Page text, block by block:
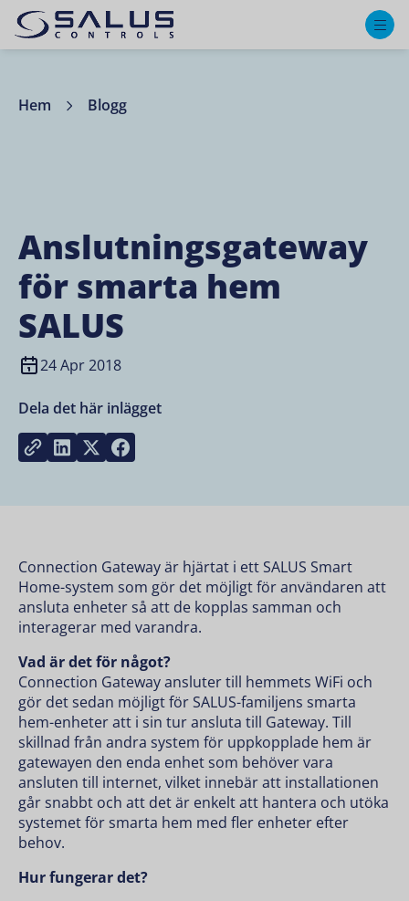
Hem Blogg
Anslutningsgateway
för smarta hem
SALUS
24 Apr 2018
Dela det här inlägget
Copy linkShare on LinkedIn
Share on Twitter
Connection Gateway är hjärtat i ett SALUS Smart
Home-system som gör det möjligt för användaren att
ansluta enheter så att de kopplas samman och
interagerar med varandra.
Vad är det för något?
Connection Gateway ansluter till hemmets WiFi och
gör det sedan möjligt för SALUS-familjens smarta
hem-enheter att i sin tur ansluta till Gateway. Till
skillnad från andra system för uppkopplade hem är
gatewayen den enda enhet som behöver vara
ansluten till internet, vilket innebär att installationen
går snabbt och att det är enkelt att hantera och utöka
systemet för smarta hem med fler enheter efter
behov.
Hur fungerar det?